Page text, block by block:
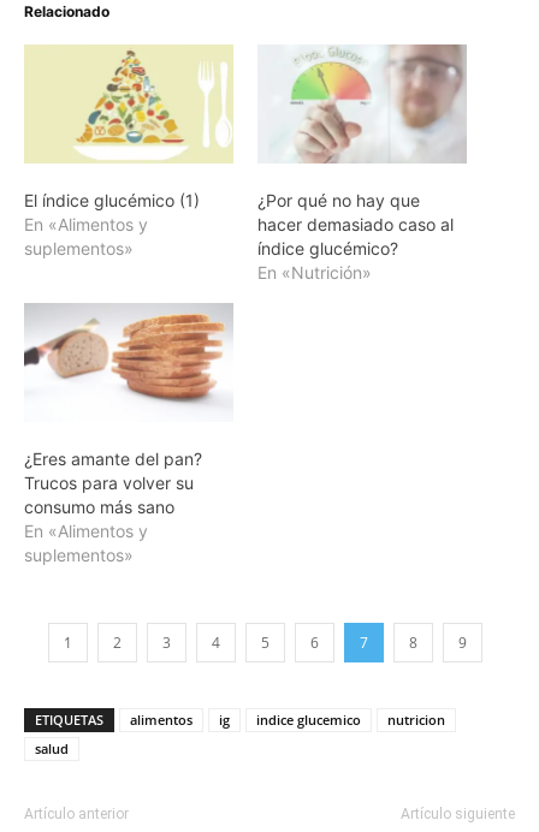
Relacionado
El índice glucémico (1)
En «Alimentos y
suplementos»
¿Por qué no hay que
hacer demasiado caso al
índice glucémico?
En «Nutrición»
¿Eres amante del pan?
Trucos para volver su
consumo más sano
En «Alimentos y
suplementos»
1 2 3 4 5 6 7 8 9
ETIQUETAS alimentos ig indice glucemico
nutricion
salud
Artículo anterior Artículo siguiente